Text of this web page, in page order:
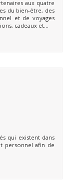
aux quatre
du bien-être, des
et de voyages
cadeaux et...
qui existent dans
personnel afin de